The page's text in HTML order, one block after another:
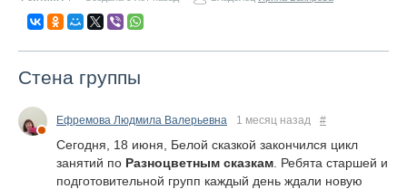
Стена группы
Ефремова Людмила Валерьевна 1 месяц назад #
Сегодня, 18 июня, Белой сказкой закончился цикл
занятий по Разноцветным сказкам . Ребята старшей и
подготовительной групп каждый день ждали новую